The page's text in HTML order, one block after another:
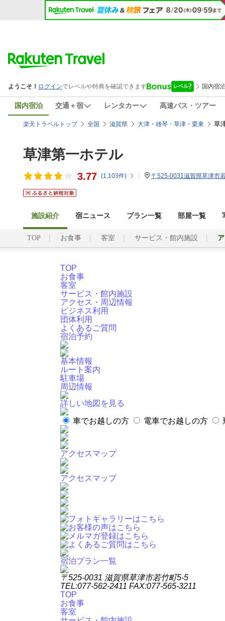
国内宿泊 交通＋宿 レンタカー 高速バス・ツアー
楽天トラベルトップ 全国 滋賀県 大津・雄琴・草津・栗東 草
草津第一ホテル
3.77 (1,103件) 〒525-0031滋賀県草津市
施設紹介 宿ニュース プラン一覧 部屋一覧
TOP お食事 客室 サービス・館内施設
TOP
お食事
客室
サービス・館内施設
アクセス・周辺情報
ビジネス利用
団体利用
よくあるご質問
宿泊予約
基本情報
ルート案内
駐車場
周辺情報
詳しい地図を見る
車でお越しの方 電車でお越しの方
アクセスマップ
アクセスマップ
宿泊プラン一覧
〒525-0031 滋賀県草津市若竹町5-5
TEL:077-562-2411 FAX:077-565-3211
TOP
お食事
客室